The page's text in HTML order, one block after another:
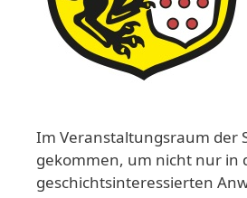
Im Veranstaltungsraum der
gekommen, um nicht nur in
geschichtsinteressierten